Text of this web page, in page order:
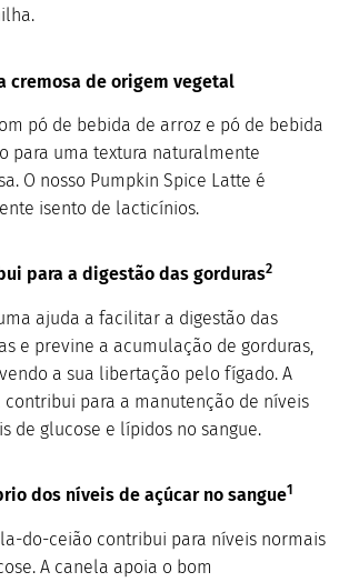
cremosa de origem vegetal
pó de bebida de arroz e pó de bebida
para uma textura naturalmente
O nosso Pumpkin Spice Latte é
isento de lacticínios.
para a digestão das gorduras2
ajuda a facilitar a digestão das
e previne a acumulação de gorduras,
a sua libertação pelo fígado. A
contribui para a manutenção de níveis
de glucose e lípidos no sangue.
dos níveis de açúcar no sangue1
do-ceião contribui para níveis normais
A canela apoia o bom